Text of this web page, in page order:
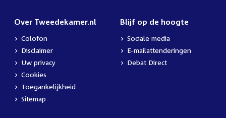
Over Tweedekamer.nl
Colofon
Disclaimer
Uw privacy
Cookies
Toegankelijkheid
Sitemap
Blijf op de hoogte
Sociale media
E-mailattenderingen
Debat Direct